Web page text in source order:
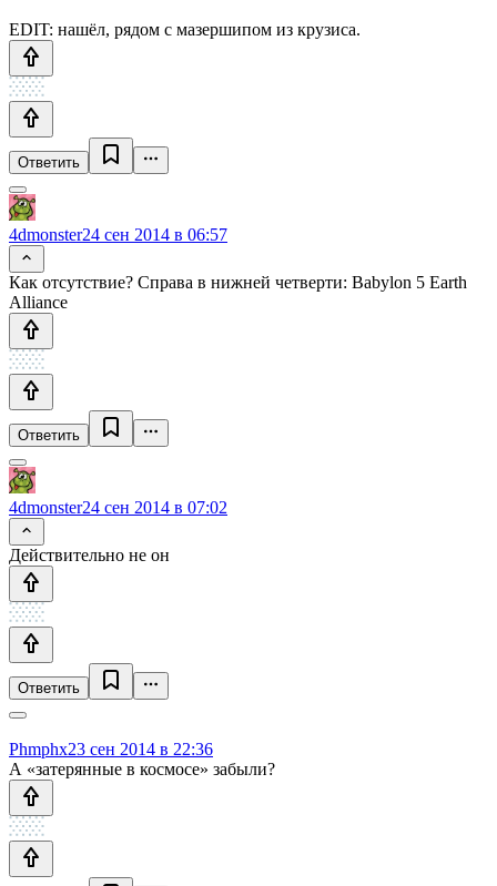
EDIT: нашёл, рядом с мазершипом из крузиса.
Ответить
4dmonster24 сен 2014 в 06:57
Как отсутствие? Справа в нижней четверти: Babylon 5 Earth
Alliance
Ответить
4dmonster24 сен 2014 в 07:02
Действительно не он
Ответить
Phmphx23 сен 2014 в 22:36
А «затерянные в космосе» забыли?